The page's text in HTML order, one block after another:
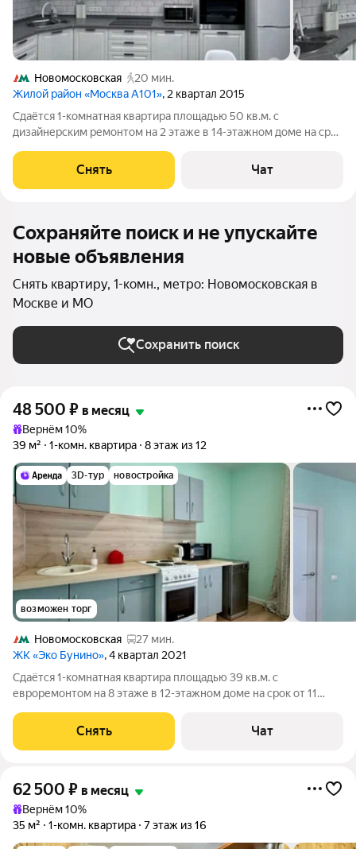
Новомосковская
20 мин.
Жилой район «Москва А101», 2 квартал 2015
Сдаётся 1-комнатная квартира площадью 50 кв.м. с
дизайнерским ремонтом на 2 этаже в 14-этажном доме на срок
Стиральная машина Холодильник Кондиционер
Микроволновка Пылесос Дом -
Снять Чат
Сохраняйте поиск и не упускайте
новые объявления
Снять квартиру, 1-комн., метро: Новомосковская в
Москве и МО
Сохранить поиск
48 500 ₽ в месяц
Вернём 10%
39 м²
1-комн. квартира 8 этаж из 12
3D-тур новостройка
возможен торг
Новомосковская
27 мин.
ЖК «Эко Бунино», 4 квартал 2021
Сдаётся 1-комнатная квартира площадью 39 кв.м. с
евроремонтом на 8 этаже в 12-этажном доме на срок от 11
Холодильник Посудомоечная машина Микроволновка Дом -
монолитный, окна выходят на
Снять Чат
62 500 ₽ в месяц
Вернём 10%
35 м²
1-комн. квартира 7 этаж из 16